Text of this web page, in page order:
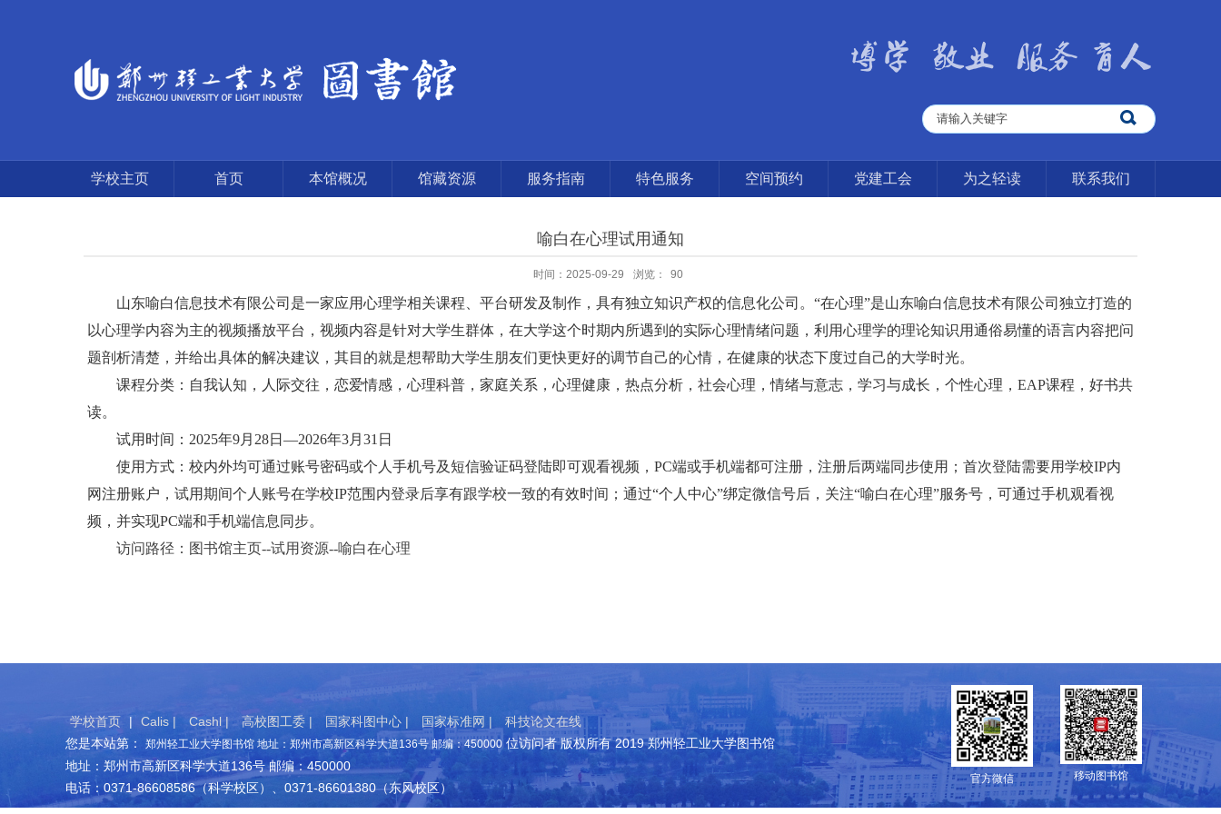
学校主页 首页 本馆概况 馆藏资源 服务指南 特色服务 空间预约 党建工会 为之轻读 联系我们
喻白在心理试用通知
时间：2025-09-29 浏览： 90
山东喻白信息技术有限公司是一家应用心理学相关课程、平台研发及制作，具有独立知识产权的信息化公司。“在心理”是山东喻白信息技术有限公司独立打造的
以心理学内容为主的视频播放平台，视频内容是针对大学生群体，在大学这个时期内所遇到的实际心理情绪问题，利用心理学的理论知识用通俗易懂的语言内容把问
题剖析清楚，并给出具体的解决建议，其目的就是想帮助大学生朋友们更快更好的调节自己的心情，在健康的状态下度过自己的大学时光。
课程分类：自我认知，人际交往，恋爱情感，心理科普，家庭关系，心理健康，热点分析，社会心理，情绪与意志，学习与成长，个性心理，EAP课程，好书共
读。
试用时间：2025年9月28日—2026年3月31日
使用方式：校内外均可通过账号密码或个人手机号及短信验证码登陆即可观看视频，PC端或手机端都可注册，注册后两端同步使用；首次登陆需要用学校IP内
网注册账户，试用期间个人账号在学校IP范围内登录后享有跟学校一致的有效时间；通过“个人中心”绑定微信号后，关注“喻白在心理”服务号，可通过手机观看视
频，并实现PC端和手机端信息同步。
访问路径：图书馆主页--试用资源--喻白在心理
学校首页 | Calis | Cashl | 高校图工委 | 国家科图中心 | 国家标准网 |
科技论文在线
您是本站第： 郑州轻工业大学图书馆 地址：郑州市高新区科学大道136号 邮编：450000 位访问者 版权所有 2019 郑州轻工业大学图书馆
地址：郑州市高新区科学大道136号 邮编：450000
电话：0371-86608586（科学校区）、0371-86601380（东风校区）
移动图书馆
官方微信